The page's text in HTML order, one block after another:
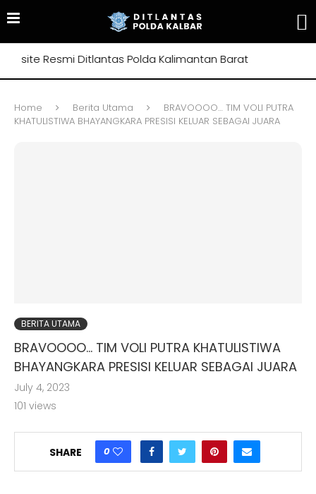
Resmi Ditlantas Polda Kalimantan Barat
Home Berita Utama
BRAVOOOO… TIM VOLI PUTRA
KHATULISTIWA BHAYANGKARA PRESISI KELUAR SEBAGAI JUARA
BERITA UTAMA
BRAVOOOO… TIM VOLI PUTRA KHATULISTIWA
BHAYANGKARA PRESISI KELUAR SEBAGAI JUARA
July 4, 2023
101 views
SHARE 0